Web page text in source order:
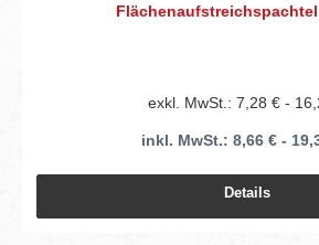
exkl. MwSt.: 7,28 € -
inkl. MwSt.: 8,66 € -
Details